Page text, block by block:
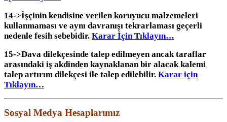
14->İşçinin kendisine verilen koruyucu malzemeleri
kullanmaması ve aynı davranışı tekrarlaması geçerli
nedenle fesih sebebidir. Karar İçin Tıklayın…
15->Dava dilekçesinde talep edilmeyen ancak taraflar
arasındaki iş akdinden kaynaklanan bir alacak kalemi
talep artırım dilekçesi ile talep edilebilir. Karar için
Tıklayın…
Sosyal Medya Hesaplarımız